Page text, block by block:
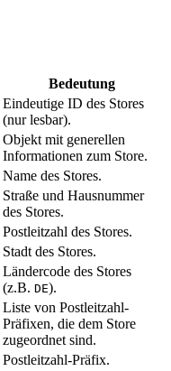
Bedeutung
Eindeutige ID des Stores
(nur lesbar).
Objekt mit generellen
Informationen zum Store.
Name des Stores.
Straße und Hausnummer
des Stores.
Postleitzahl des Stores.
Stadt des Stores.
Ländercode des Stores
(z.B. DE).
Liste von Postleitzahl-
Präfixen, die dem Store
zugeordnet sind.
Postleitzahl-Präfix.